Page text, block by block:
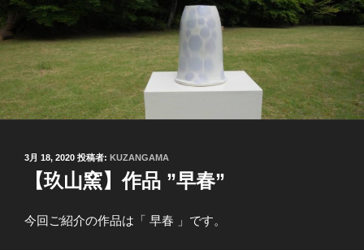
投
3月 18, 2020 投稿者: KUZANGAMA
【玖山窯】作品 ”早春”
今回ご紹介の作品は「 早春 」です。